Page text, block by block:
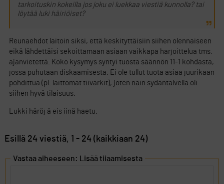
tarkoituskin kokeilla jos joku ei luekkaa viestiä kunnolla? tai
löytää luki häiriöiset?
Reunaehdot laitoin siksi, että keskityttäisiin siihen olennaiseen
eikä lähdettäisi sekoittamaan asiaan vaikkapa harjoittelua tms.
ajanvietettä. Koko kysymys syntyi tuosta säännön 11-1 kohdasta,
jossa puhutaan diskaamisesta. Ei ole tullut tuota asiaa juurikaan
pohdittua (pl. laittomat tiivärkit), joten näin sydäntalvella oli
siihen hyvä tilaisuus.
Lukki häröj ä eis iinä haetu.
Esillä 24 viestiä, 1 - 24 (kaikkiaan 24)
Vastaa aiheeseen: Lisää tiiaamisesta